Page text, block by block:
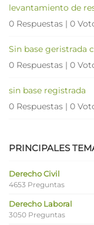
levantamiento de
0 Respuestas | 0
Sin base geristrada
0 Respuestas | 0
sin base registrada
0 Respuestas | 0
PRINCIPALES
Derecho Civil
4653 Preguntas
Derecho Laboral
3050 Preguntas